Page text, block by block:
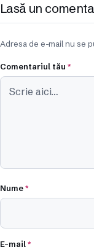
Lasă un
Adresa de e-mail nu se
Comentariul tău *
Nume*
E-mail*